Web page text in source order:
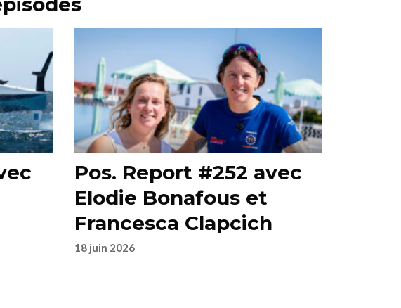
Pos. Report #252 avec
Elodie Bonafous et
Francesca Clapcich
18 juin 2026